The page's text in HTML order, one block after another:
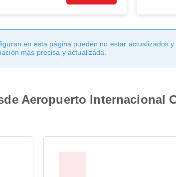
en esta página pueden no estar actualizados
más precisa y actualizada.
Aeropuerto Internacional